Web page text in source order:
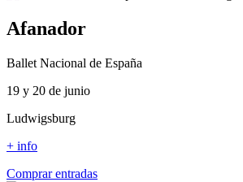
Afanador
Ballet Nacional de España
19 y 20 de junio
Ludwigsburg
+ info
Comprar entradas